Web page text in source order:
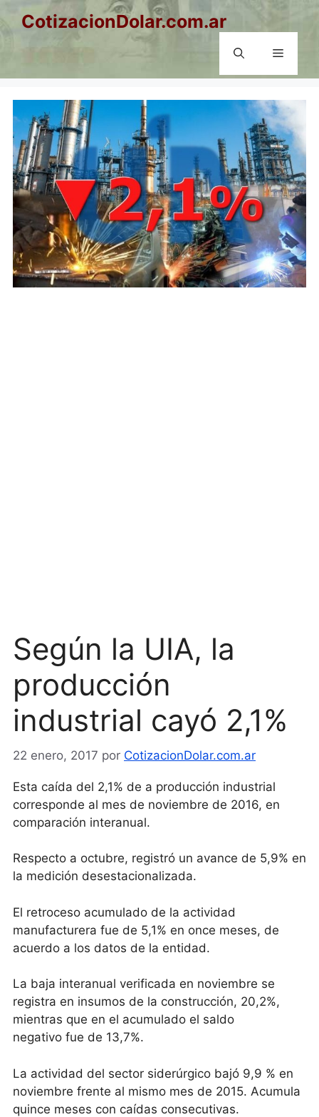
CotizacionDolar.com.ar
Menú
Según la UIA, la
producción
industrial cayó 2,1%
22 enero, 2017 por CotizacionDolar.com.ar
Esta caída del 2,1% de a producción industrial
corresponde al mes de noviembre de 2016, en
comparación interanual.
Respecto a octubre, registró un avance de 5,9% en
la medición desestacionalizada.
El retroceso acumulado de la actividad
manufacturera fue de 5,1% en once meses, de
acuerdo a los datos de la entidad.
La baja interanual verificada en noviembre se
registra en insumos de la construcción, 20,2%,
mientras que en el acumulado el saldo
negativo fue de 13,7%.
La actividad del sector siderúrgico bajó 9,9 % en
noviembre frente al mismo mes de 2015. Acumula
quince meses con caídas consecutivas.